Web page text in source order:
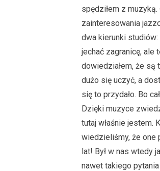
spędziłem z
zainteresowania
dwa kierunki studiów:
jechać zagranicę, ale
dowiedziałem, że są
dużo się uczyć, a
się to przydało. Bo
Dzięki muzyce
tutaj właśnie jestem.
wiedzieliśmy, że one
lat! Był w nas wtedy
nawet takiego